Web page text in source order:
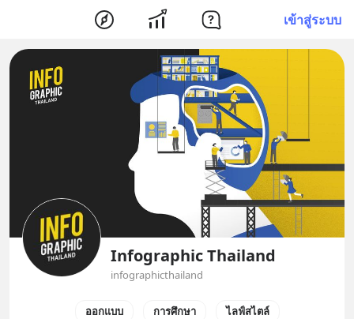
เข้าสู่ระบบ
Infographic Thailand
infographicthailand
ออกแบบ การศึกษา ไลฟ์สไตล์